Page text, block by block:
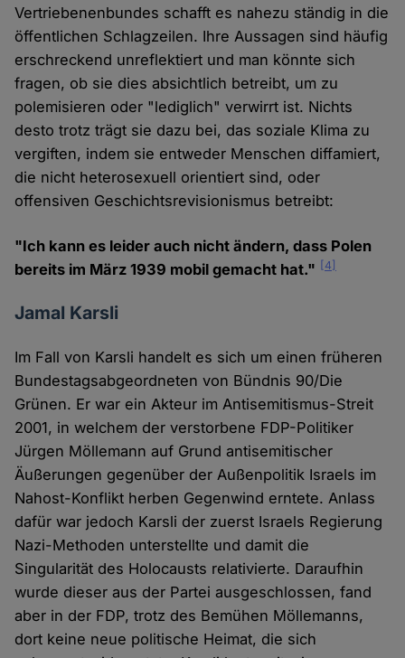
Vertriebenenbundes schafft es nahezu ständig in die
öffentlichen Schlagzeilen. Ihre Aussagen sind häufig
erschreckend unreflektiert und man könnte sich
fragen, ob sie dies absichtlich betreibt, um zu
polemisieren oder "lediglich" verwirrt ist. Nichts
desto trotz trägt sie dazu bei, das soziale Klima zu
vergiften, indem sie entweder Menschen diffamiert,
die nicht heterosexuell orientiert sind, oder
offensiven Geschichtsrevisionismus betreibt:
"Ich kann es leider auch nicht ändern, dass Polen
bereits im März 1939 mobil gemacht hat."
[4]
Jamal Karsli
Im Fall von Karsli handelt es sich um einen früheren
Bundestagsabgeordneten von Bündnis 90/Die
Grünen. Er war ein Akteur im Antisemitismus-Streit
2001, in welchem der verstorbene FDP-Politiker
Jürgen Möllemann auf Grund antisemitischer
Äußerungen gegenüber der Außenpolitik Israels im
Nahost-Konflikt herben Gegenwind erntete. Anlass
dafür war jedoch Karsli der zuerst Israels Regierung
Nazi-Methoden unterstellte und damit die
Singularität des Holocausts relativierte. Daraufhin
wurde dieser aus der Partei ausgeschlossen, fand
aber in der FDP, trotz des Bemühen Möllemanns,
dort keine neue politische Heimat, die sich